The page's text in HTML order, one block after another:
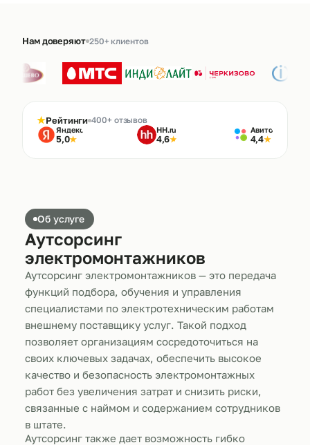
Нам доверяют 250+ клиентов
★Рейтинги 400+ отзывов
Яндекс
5,0★
HH.ru
4,6★
Авито
4,4★
Об услуге
Аутсорсинг
электромонтажников
Аутсорсинг электромонтажников — это передача
функций подбора, обучения и управления
специалистами по электротехническим работам
внешнему поставщику услуг. Такой подход
позволяет организациям сосредоточиться на
своих ключевых задачах, обеспечить высокое
качество и безопасность электромонтажных
работ без увеличения затрат и снизить риски,
связанные с наймом и содержанием сотрудников
в штате.
Аутсорсинг также дает возможность гибко